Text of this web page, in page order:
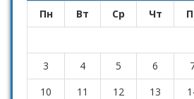
Пн Вт Ср Чт
3
4 5 6
10
11 12 13